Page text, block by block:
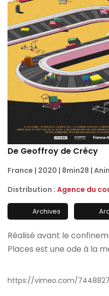
De Geoffroy de Crécy
France | 2020 | 8min28 |
Distribution : Agence du
Archives
Réalisé avant le
Places est une ode à la
https://vimeo.com/